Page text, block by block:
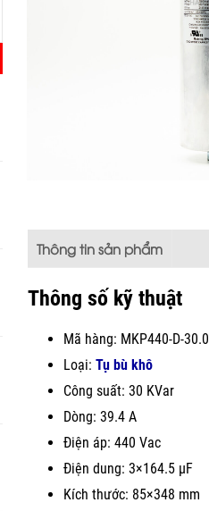
Thông tin sản phẩm
Thông số kỹ thuật
Mã hàng: MKP440-D-30.0
Loại: Tụ bù khô
Công suất: 30 KVar
Dòng: 39.4 A
Điện áp: 440 Vac
Điện dung: 3×164.5 µF
Kích thước: 85×348 mm